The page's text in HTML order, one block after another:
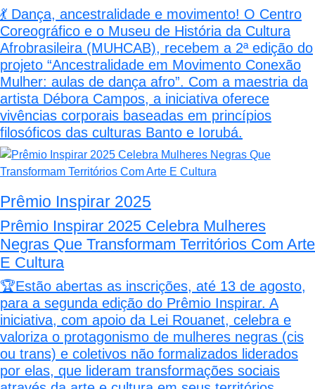
💃 Dança, ancestralidade e movimento! O Centro
Coreográfico e o Museu de História da Cultura
Afrobrasileira (MUHCAB), recebem a 2ª edição do
projeto “Ancestralidade em Movimento Conexão
Mulher: aulas de dança afro”. Com a maestria da
artista Débora Campos, a iniciativa oferece
vivências corporais baseadas em princípios
filosóficos das culturas Banto e Iorubá.
Prêmio Inspirar 2025
Prêmio Inspirar 2025 Celebra Mulheres
Negras Que Transformam Territórios Com Arte
E Cultura
🏆Estão abertas as inscrições, até 13 de agosto,
para a segunda edição do Prêmio Inspirar. A
iniciativa, com apoio da Lei Rouanet, celebra e
valoriza o protagonismo de mulheres negras (cis
ou trans) e coletivos não formalizados liderados
por elas, que lideram transformações sociais